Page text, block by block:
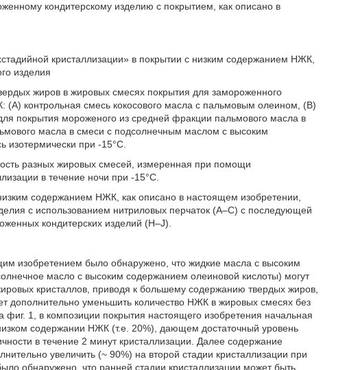
кондитерскому изделию с покрытием, как описано в
кристаллизации» в покрытии с низким содержанием НЖК,
изделия
жиров в жировых смесях покрытия для замороженного
контрольная смесь кокосового масла с пальмовым олеином, (B)
покрытия мороженого из средней фракции пальмового масла в
масла в смеси с подсолнечным маслом с высоким
изотермически при -15°C.
разных жировых смесей, измеренная при помощи
в течение ночи при -15°C.
содержанием НЖК, как описано в настоящем изобретении,
с использованием нитриловых перчаток (A–C) с последующей
кондитерских изделий (H–J).
изобретением было обнаружено, что жидкие масла с высоким
масло с высоким содержанием олеиновой кислоты) могут
кристаллов, приводя к большему содержанию твердых жиров,
дополнительно уменьшить количество НЖК в жировых смесях без
фиг. 1, в композиции покрытия настоящего изобретения начальная
содержании НЖК (т.е. 20%), дающем достаточный уровень
в течение 2 минут кристаллизации. Далее содержание
увеличить (~ 90%) на второй стадии кристаллизации при
обнаружено, что ранней стадии кристаллизации может быть